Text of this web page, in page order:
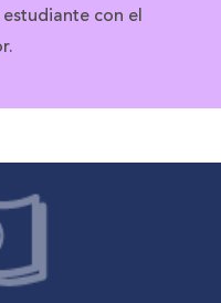
con el